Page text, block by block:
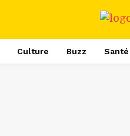
Culture Buzz Santé